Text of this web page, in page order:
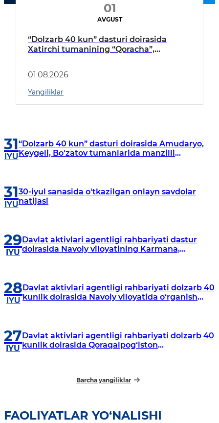
01
AVGUST
“Dolzarb 40 kun” dasturi doirasida
Xatirchi tumanining “Qoracha”,
borildi
01.08.2026
Yangiliklar
31
IYU
“Dolzarb 40 kun” dasturi doirasida Amudaryo,
Keygeli, Bo'zatov tumanlarida manzilli
31
IYU
30-iyul sanasida o'tkazilgan onlayn savdolar
natijasi
29
IYU
Davlat aktivlari agentligi rahbariyati dastur
doirasida Navoiy viloyatining Karmana,
28
IYU
Davlat aktivlari agentligi rahbariyati dolzarb 40
kunlik doirasida Navoiy viloyatida o‘rganish
27
IYU
Davlat aktivlari agentligi rahbariyati dolzarb 40
kunlik doirasida Qoraqalpog‘iston
Barcha yangiliklar
FAOLIYATLAR YO‘NALISHI